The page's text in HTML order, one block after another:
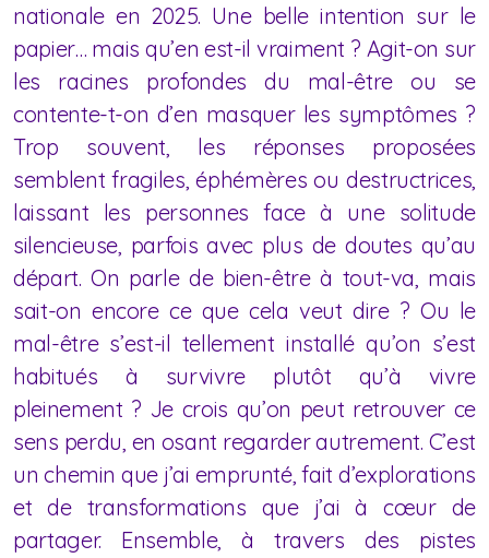
nationale en 2025. Une belle intention sur le
papier… mais qu’en est-il vraiment ? Agit-on sur
les racines profondes du mal-être ou se
contente-t-on d’en masquer les symptômes ?
Trop souvent, les réponses proposées
semblent fragiles, éphémères ou destructrices,
laissant les personnes face à une solitude
silencieuse, parfois avec plus de doutes qu’au
départ. On parle de bien-être à tout-va, mais
sait-on encore ce que cela veut dire ? Ou le
mal-être s’est-il tellement installé qu’on s’est
habitués à survivre plutôt qu’à vivre
pleinement ? Je crois qu’on peut retrouver ce
sens perdu, en osant regarder autrement. C’est
un chemin que j’ai emprunté, fait d’explorations
et de transformations que j’ai à cœur de
partager. Ensemble, à travers des pistes